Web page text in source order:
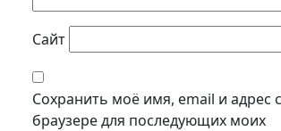
Сайт
Сохранить моё имя, email и адрес
браузере для последующих моих